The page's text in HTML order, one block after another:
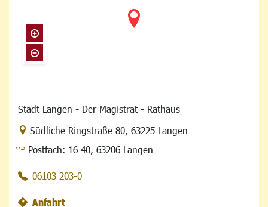
Stadt Langen - Der Magistrat - Rathaus
Link zur Google-Maps Navigation
Südliche Ringstraße 80, 63225 Langen
Postfach: 16 40, 63206 Langen
06103 203-0
Anfahrt